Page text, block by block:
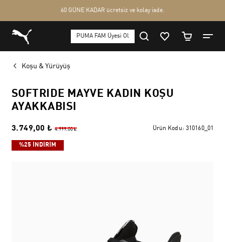
Koşu & Yürüyüş
SOFTRIDE MAYVE KADIN KOŞU
AYAKKABISI
3.749,00 ₺ 4.999,00 ₺ Ürün Kodu: 310160_01
%25 İNDİRİM